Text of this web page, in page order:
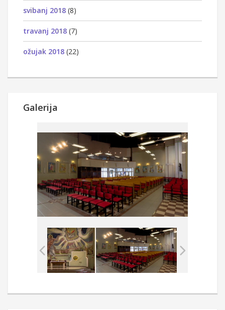
svibanj 2018 (8)
travanj 2018 (7)
ožujak 2018 (22)
Galerija